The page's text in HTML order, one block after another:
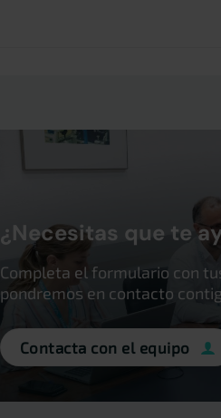
¿Necesitas que te
Completa el formulario con
pondremos en contacto
Contacta con el equipo